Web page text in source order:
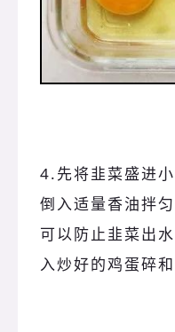
4.先将韭菜盛进小
倒入适量香油拌
可以防止韭菜出
入炒好的鸡蛋碎和